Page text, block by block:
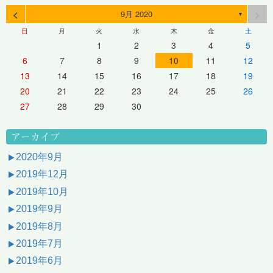
< 9月 2020 ▼
日 月 火 水 木 金 土
1 2 3 4
5
6
7 8 9 10 11
12
13
14 15 16 17 18
19
20
21 22 23 24 25
26
27
28 29 30
アーカイブ
2020年9月
2019年12月
2019年10月
2019年9月
2019年8月
2019年7月
2019年6月